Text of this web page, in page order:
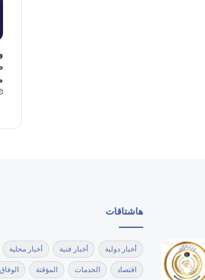
هاشتاقات
أخبار دولية أخبار فنية أخبار محلية
اقتصاد الخدمات المؤقتة الوفاق